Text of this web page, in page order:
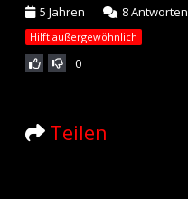
5 Jahren
8Antworten
Hilft außergewöhnlich
0
Teilen